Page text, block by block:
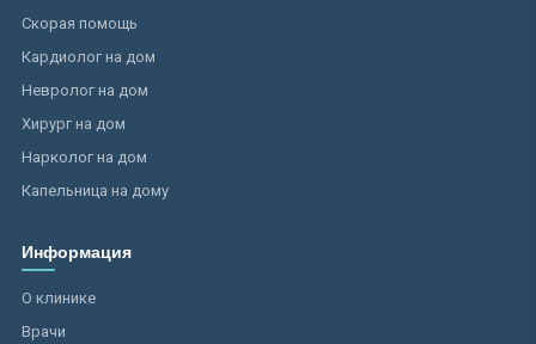
Скорая помощь
Кардиолог на дом
Невролог на дом
Хирург на дом
Нарколог на дом
Капельница на дому
Информация
О клинике
Врачи